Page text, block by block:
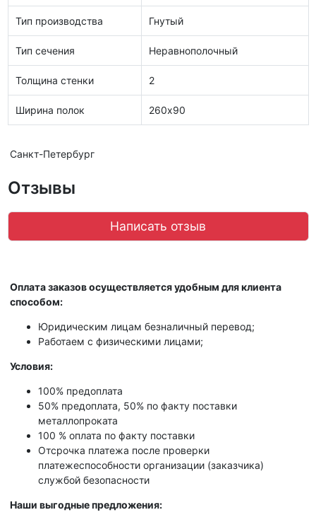
Тип производства Гнутый
Тип сечения Неравнополочный
Толщина стенки 2
Ширина полок 260х90
Санкт-Петербург
Отзывы
Написать отзыв
Оплата заказов осуществляется удобным для клиента
способом:
Юридическим лицам безналичный перевод;
Работаем с физическими лицами;
Условия:
100% предоплата
50% предоплата, 50% по факту поставки
металлопроката
100 % оплата по факту поставки
Отсрочка платежа после проверки
платежеспособности организации (заказчика)
службой безопасности
Наши выгодные предложения: